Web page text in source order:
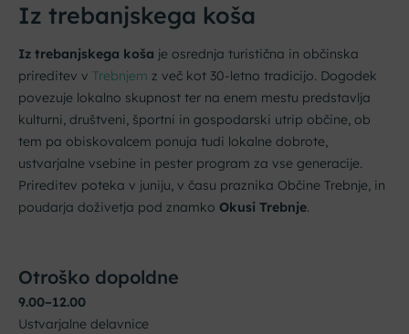
Iz trebanjskega koša
Iz trebanjskega koša je osrednja turistična in občinska
prireditev v Trebnjem z več kot 30-letno tradicijo. Dogodek
povezuje lokalno skupnost ter na enem mestu predstavlja
kulturni, društveni, športni in gospodarski utrip občine, ob
tem pa obiskovalcem ponuja tudi lokalne dobrote,
ustvarjalne vsebine in pester program za vse generacije.
Prireditev poteka v juniju, v času praznika Občine Trebnje, in
poudarja doživetja pod znamko Okusi Trebnje.
Otroško dopoldne
9.00–12.00
Ustvarjalne delavnice